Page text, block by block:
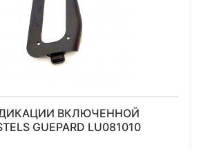
ВКЛЮЧЕННОЙ
GUEPARD LU081010